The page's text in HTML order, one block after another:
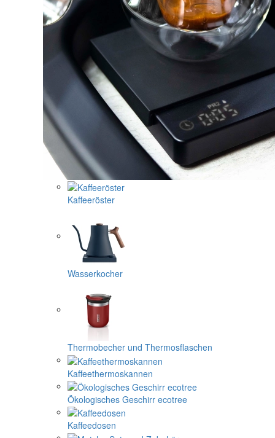
Kaffeeröster
Wasserkocher
Thermobecher und Thermosflaschen
Kaffeethermoskannen
Ökologisches Geschirr ecotree
Kaffeedosen